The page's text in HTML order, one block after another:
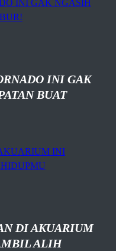
INI GAK
BUAT
DI AKUARIUM
ALIH